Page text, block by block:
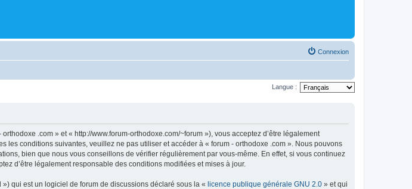
Connexion
Langue :
.com » et « http://www.forum-orthodoxe.com/~forum »), vous acceptez d’être légalement
les conditions suivantes, veuillez ne pas utiliser et accéder à « forum - orthodoxe .com ». Nous pouvons
bien que nous vous conseillons de vérifier régulièrement par vous-même. En effet, si vous continuez
d’être légalement responsable des conditions modifiées et mises à jour.
qui est un logiciel de forum de discussions déclaré sous la « licence publique générale GNU 2.0 » et qui